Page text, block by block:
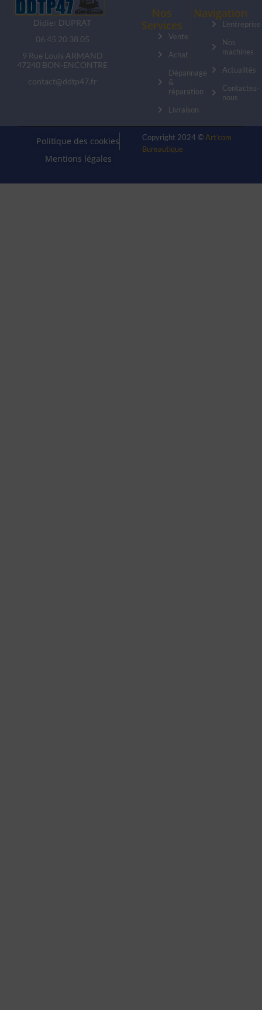
Didier DUPRAT
06 45 20 38 05
9 Rue Louis ARMAND
47240 BON-ENCONTRE
contact@ddtp47.fr
Nos
Services
Vente
Achat
Dépannage
&
réparation
Livraison
Navigation
L'entreprise
Nos
machines
Actualités
Contactez-
nous
Politique des cookies
Mentions légales
Copyright 2024 © Art’com
Bureautique